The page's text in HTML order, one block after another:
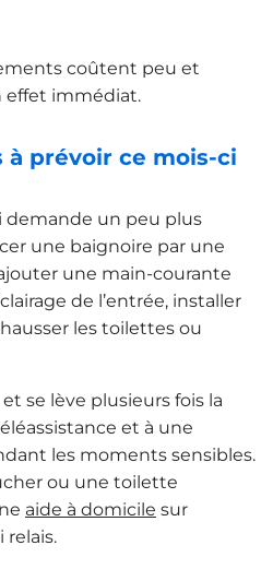
coûtent peu et
effet immédiat.
à prévoir ce mois-ci
demande un peu plus
une baignoire par une
une main-courante
de l’entrée, installer
les toilettes ou
se lève plusieurs fois la
et à une
les moments sensibles.
ou une toilette
aide à domicile sur
relais.